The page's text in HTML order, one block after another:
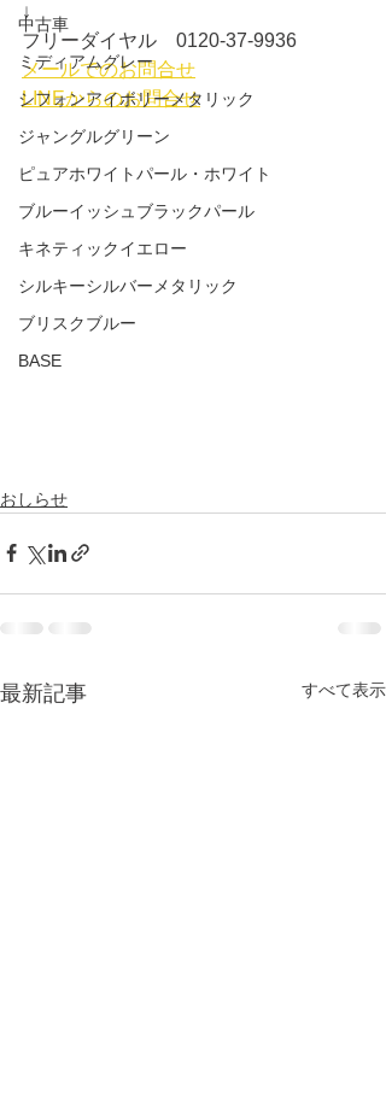
中古車
ミディアムグレー
シフォンアイボリーメタリック
ジャングルグリーン
ピュアホワイトパール・ホワイト
ブルーイッシュブラックパール
キネティックイエロー
シルキーシルバーメタリック
ブリスクブルー
BASE
↓
フリーダイヤル　0120-37-9936
メールでのお問合せ
LINEからのお問合せ
おしらせ
最新記事 すべて表示